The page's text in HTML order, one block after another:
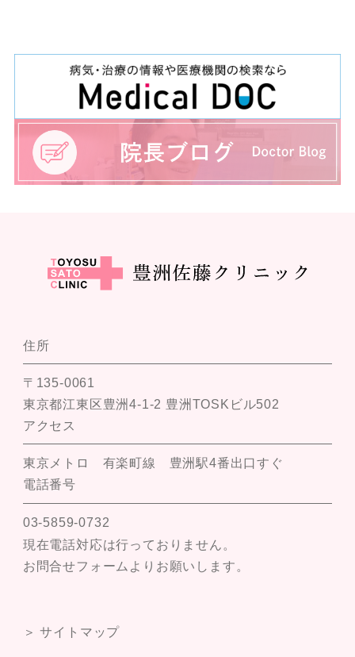
住所
〒135-0061
東京都江東区豊洲4-1-2 豊洲TOSKビル502
アクセス
東京メトロ 有楽町線 豊洲駅4番出口すぐ
電話番号
03-5859-0732
現在電話対応は行っておりません。
お問合せフォームよりお願いします。
＞ サイトマップ